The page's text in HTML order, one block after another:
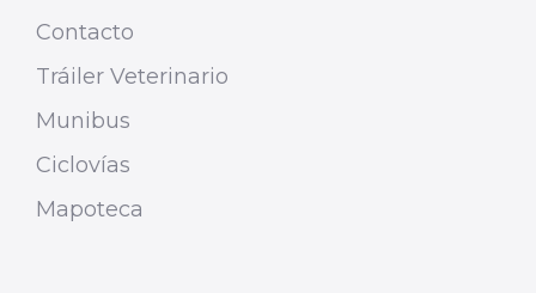
Contacto
Tráiler Veterinario
Munibus
Ciclovías
Mapoteca